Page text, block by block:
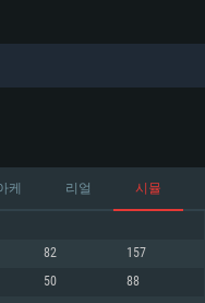
케 리얼 시뮬
82 157
50 88